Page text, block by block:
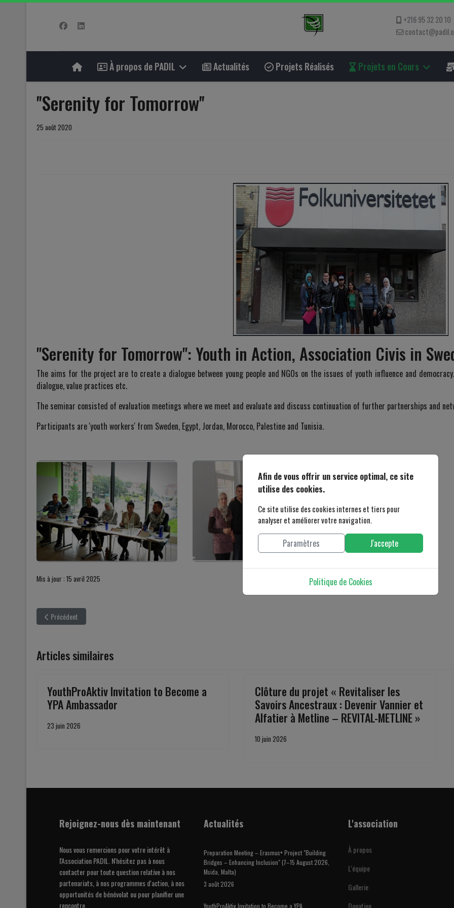
+216 95 32 20 10
À propos de PADIL Actualités Projets Réalisés Projets en Cours
''Serenity for Tomorrow''
25 août 2020
''Serenity for Tomorrow'': Youth in Action, Association Civis in
The aims for the project are to create a dialogue between young people and NGOs on the issues of youth influence and
dialogue, value practices etc.
The seminar consisted of evaluation meetings where we meet and evaluate and discuss continuation of further partnerships and
Participants are 'youth workers' from Sweden, Egypt, Jordan, Morocco, Palestine and Tunisia.
Mis à jour : 15 avril 2025
Article précédent : Your Voice-Your Power an intercultural youth project on urban culture and social change
Précédent
Articles similaires
YouthProAktiv Invitation to Become a
YPA Ambassador
23 juin 2026
Clôture du projet « Revitaliser les
Savoirs Ancestraux : Devenir Vannier et
Alfatier à Metline – REVITAL-METLINE »
10 juin 2026
Rejoignez-nous dès maintenant
Nous vous remercions pour votre intérêt à
l'Association PADIL. N'hésitez pas à nous
contacter pour toute question relative à nos
partenariats, à nos programmes d'action, à nos
opportunités de bénévolat ou pour planifier une
rencontre.
Actualités
Preparation Meeting – Erasmus+ Project "Building
Bridges – Enhancing Inclusion" (7–15 August 2026,
Msida, Malta)
3 août 2026
YouthProAktiv Invitation to Become a YPA
L'association
À propos
L'équipe
Gallerie
Donation
Afin de vous offrir un service optimal, ce site
utilise des cookies.
Ce site utilise des cookies internes et tiers pour
analyser et améliorer votre navigation.
Paramètres J'accepte
Politique de Cookies